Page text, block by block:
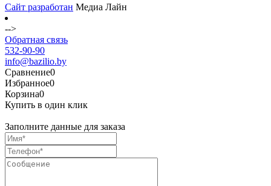
Сайт разработан Медиа Лайн
-->
Обратная связь
532-90-90
info@bazilio.by
Сравнение0
Избранное0
Корзина0
Купить в один клик
Заполните данные для заказа